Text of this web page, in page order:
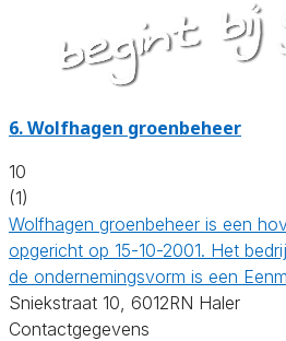
6.Wolfhagen groenbeheer
10
(1)
Wolfhagen groenbeheer is een
opgericht op 15-10-2001. Het
de ondernemingsvorm is een
Sniekstraat 10, 6012RN Haler
Contactgegevens